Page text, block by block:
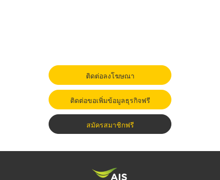
ติดต่อลงโฆษณา
ติดต่อขอเพิ่มข้อมูลธุรกิจฟรี
สมัครสมาชิกฟรี